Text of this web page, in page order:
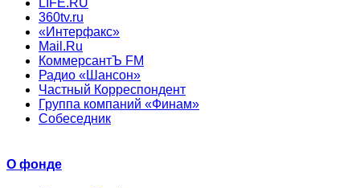
LIFE.RU
360tv.ru
«Интерфакс»
Mail.Ru
КоммерсантЪ FM
Радио «Шансон»
Частный Корреспондент
Группа компаний «Финам»
Собеседник
О фонде